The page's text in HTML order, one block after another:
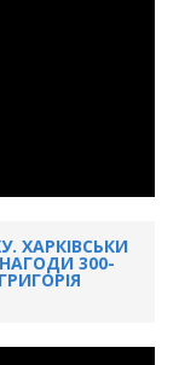
ХАРКІВСЬКИ
300-